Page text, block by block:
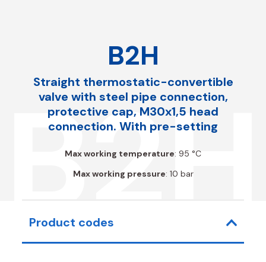
B2H
B2H
Straight thermostatic-convertible
valve with steel pipe connection,
protective cap, M30x1,5 head
connection. With pre-setting
Max working temperature: 95 °C
Max working pressure: 10 bar
Product codes